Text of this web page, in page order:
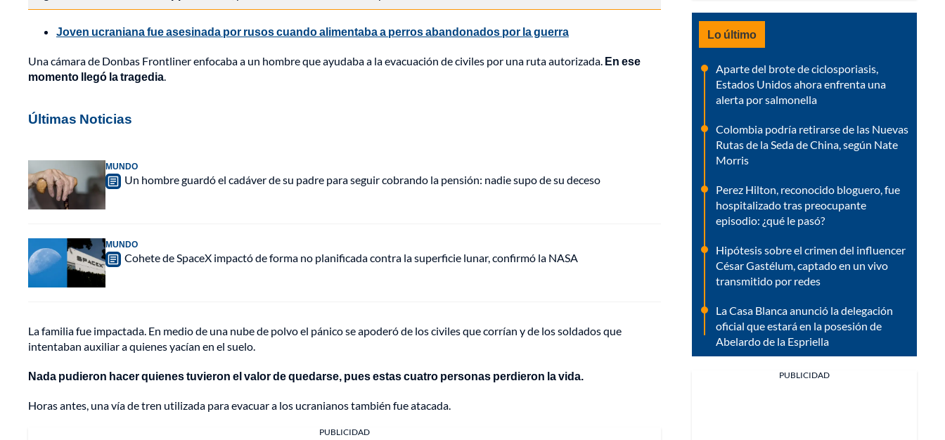
Joven ucraniana fue asesinada por rusos cuando alimentaba a perros abandonados por la guerra
Una cámara de Donbas Frontliner enfocaba a un hombre que ayudaba a la evacuación de civiles por una ruta autorizada. En ese
momento llegó la tragedia.
Últimas Noticias
MUNDO
Un hombre guardó el cadáver de su padre para seguir cobrando la pensión: nadie supo de su deceso
MUNDO
Cohete de SpaceX impactó de forma no planificada contra la superficie lunar, confirmó la NASA
La familia fue impactada. En medio de una nube de polvo el pánico se apoderó de los civiles que corrían y de los soldados que
intentaban auxiliar a quienes yacían en el suelo.
Nada pudieron hacer quienes tuvieron el valor de quedarse, pues estas cuatro personas perdieron la vida.
Horas antes, una vía de tren utilizada para evacuar a los ucranianos también fue atacada.
PUBLICIDAD
Lo último
Aparte del brote de ciclosporiasis,
Estados Unidos ahora enfrenta una
alerta por salmonella
Colombia podría retirarse de las Nuevas
Rutas de la Seda de China, según Nate
Morris
Perez Hilton, reconocido bloguero, fue
hospitalizado tras preocupante
episodio: ¿qué le pasó?
Hipótesis sobre el crimen del influencer
César Gastélum, captado en un vivo
transmitido por redes
La Casa Blanca anunció la delegación
oficial que estará en la posesión de
Abelardo de la Espriella
PUBLICIDAD